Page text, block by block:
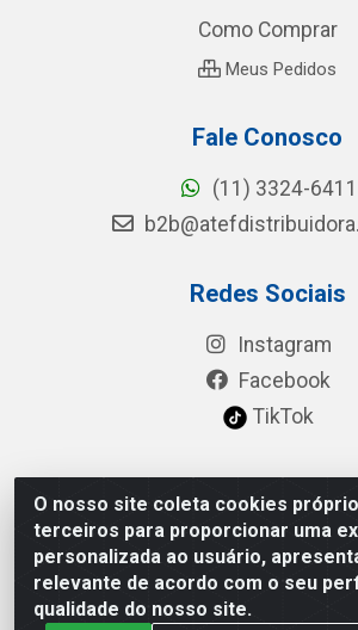
O nosso site coleta cookies
terceiros para proporcionar uma
personalizada ao usuário,
relevante de acordo com o seu
qualidade do nosso site.
Como Comprar
Meus Pedidos
Fale Conosco
(11) 3324-6411
Redes Sociais
Instagram
Facebook
TikTok
Baixe já nosso